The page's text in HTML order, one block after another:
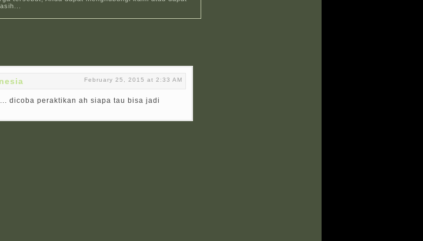
February 25, 2015 at 2:33 AM
dicoba peraktikan ah siapa tau bisa jadi